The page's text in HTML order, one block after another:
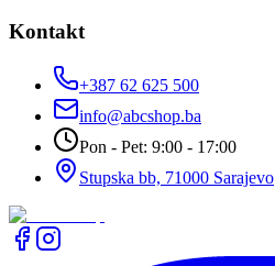
Kontakt
+387 62 625 500
info@abcshop.ba
Pon - Pet: 9:00 - 17:00
Stupska bb, 71000 Sarajevo